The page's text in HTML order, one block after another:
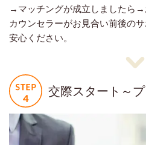
→マッチングが成立しましたら→
カウンセラーがお見合い前後の
安心ください。
交際スタート～